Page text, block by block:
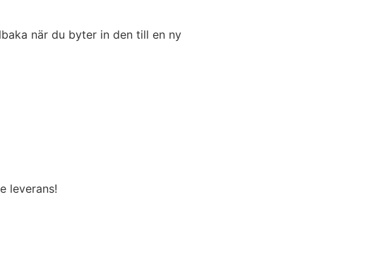
när du byter in den till en ny
leverans!